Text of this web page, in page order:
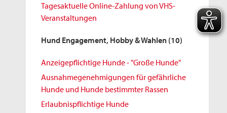
Tagesaktuelle Online-Zahlung von VHS-
Veranstaltungen
Hund Engagement, Hobby & Wahlen (10)
Anzeigepflichtige Hunde - "Große Hunde"
Ausnahmegenehmigungen für gefährliche
Hunde und Hunde bestimmter Rassen
Erlaubnispflichtige Hunde